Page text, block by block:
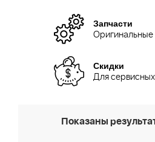
Запчасти
Оригинальные
Скидки
Для
Показаны